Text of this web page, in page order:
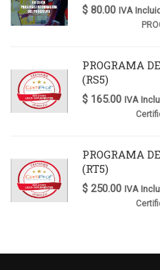
$ 80.00 IVA
PROGRAMA
(RS5)
$ 165.00 IVA
PROGRAMA
(RT5)
$ 250.00 IVA